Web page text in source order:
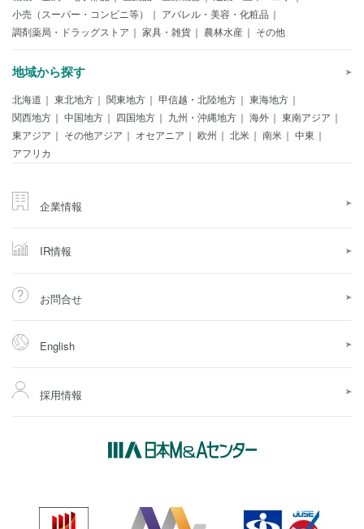
小売（スーパー・コンビニ等）
アパレル・美容・化粧品
調剤薬局・ドラッグストア
家具・雑貨 農林水産 その他
地域から探す
北海道 東北地方 関東地方 甲信越・北陸地方
東海地方
関西地方
中国地方 四国地方 九州・沖縄地方 海外
東南アジア
東アジア
その他アジア オセアニア 欧州 北米 南米
中東
アフリカ
企業情報
IR情報
お問合せ
English
採用情報